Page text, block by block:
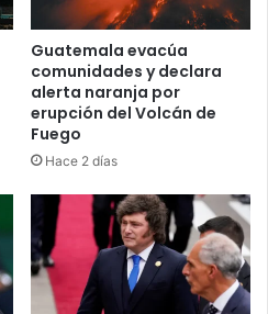
Guatemala evacúa
comunidades y declara
alerta naranja por
erupción del Volcán de
Fuego
Hace 2 días